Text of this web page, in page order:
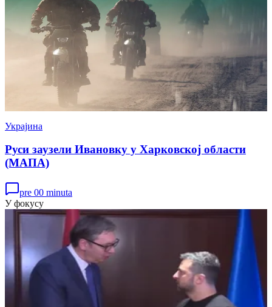
Украјина
Руси заузели Ивановку у Харковској области
(МАПА)
pre 00 minuta
У фокусу